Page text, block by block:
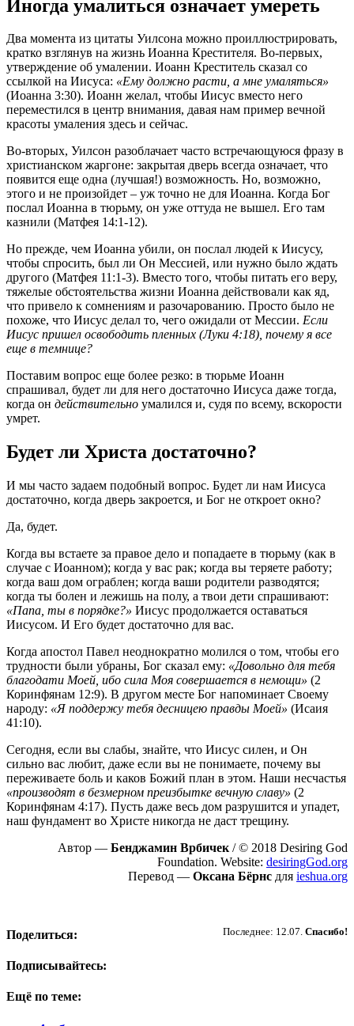
Иногда умалиться означает умереть
Два момента из цитаты Уилсона можно проиллюстрировать,
кратко взглянув на жизнь Иоанна Крестителя. Во-первых,
утверждение об умалении. Иоанн Креститель сказал со
ссылкой на Иисуса: «Ему должно расти, а мне умаляться»
(Иоанна 3:30). Иоанн желал, чтобы Иисус вместо него
переместился в центр внимания, давая нам пример вечной
красоты умаления здесь и сейчас.
Во-вторых, Уилсон разоблачает часто встречающуюся фразу в
христианском жаргоне: закрытая дверь всегда означает, что
появится еще одна (лучшая!) возможность. Но, возможно,
этого и не произойдет – уж точно не для Иоанна. Когда Бог
послал Иоанна в тюрьму, он уже оттуда не вышел. Его там
казнили (Матфея 14:1-12).
Но прежде, чем Иоанна убили, он послал людей к Иисусу,
чтобы спросить, был ли Он Мессией, или нужно было ждать
другого (Матфея 11:1-3). Вместо того, чтобы питать его веру,
тяжелые обстоятельства жизни Иоанна действовали как яд,
что привело к сомнениям и разочарованию. Просто было не
похоже, что Иисус делал то, чего ожидали от Мессии. Если
Иисус пришел освободить пленных (Луки 4:18), почему я все
еще в темнице?
Поставим вопрос еще более резко: в тюрьме Иоанн
спрашивал, будет ли для него достаточно Иисуса даже тогда,
когда он действительно умалился и, судя по всему, вскорости
умрет.
Будет ли Христа достаточно?
И мы часто задаем подобный вопрос. Будет ли нам Иисуса
достаточно, когда дверь закроется, и Бог не откроет окно?
Да, будет.
Когда вы встаете за правое дело и попадаете в тюрьму (как в
случае с Иоанном); когда у вас рак; когда вы теряете работу;
когда ваш дом ограблен; когда ваши родители разводятся;
когда ты болен и лежишь на полу, а твои дети спрашивают:
«Папа, ты в порядке?» Иисус продолжается оставаться
Иисусом. И Его будет достаточно для вас.
Когда апостол Павел неоднократно молился о том, чтобы его
трудности были убраны, Бог сказал ему: «Довольно для тебя
благодати Моей, ибо сила Моя совершается в немощи» (2
Коринфянам 12:9). В другом месте Бог напоминает Своему
народу: «Я поддержу тебя десницею правды Моей» (Исаия
41:10).
Сегодня, если вы слабы, знайте, что Иисус силен, и Он
сильно вас любит, даже если вы не понимаете, почему вы
переживаете боль и каков Божий план в этом. Наши несчастья
«производят в безмерном преизбытке вечную славу» (2
Коринфянам 4:17). Пусть даже весь дом разрушится и упадет,
наш фундамент во Христе никогда не даст трещину.
Автор — Бенджамин Врбичек / © 2018 Desiring God
Foundation. Website: desiringGod.org
Перевод — Оксана Бёрнс для ieshua.org
Последнее: 12.07. Спасибо!
Поделиться:
Подписывайтесь:
Ещё по теме: